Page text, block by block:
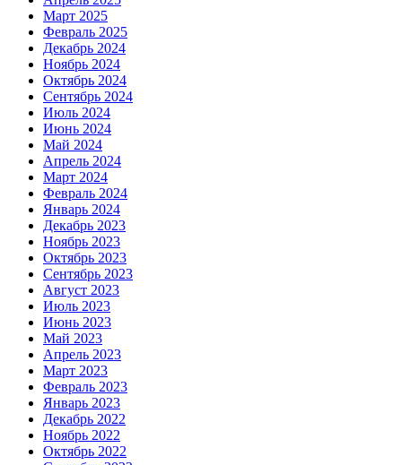
Март 2025
Февраль 2025
Декабрь 2024
Ноябрь 2024
Октябрь 2024
Сентябрь 2024
Июль 2024
Июнь 2024
Май 2024
Апрель 2024
Март 2024
Февраль 2024
Январь 2024
Декабрь 2023
Ноябрь 2023
Октябрь 2023
Сентябрь 2023
Август 2023
Июль 2023
Июнь 2023
Май 2023
Апрель 2023
Март 2023
Февраль 2023
Январь 2023
Декабрь 2022
Ноябрь 2022
Октябрь 2022